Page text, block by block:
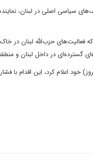
سیاسی اصلی در لبنان،
فعالیت‌های حزب‌الله لبنان در
گسترده‌ای در داخل لبنان و
خود اعلام کرد، این اقدام با